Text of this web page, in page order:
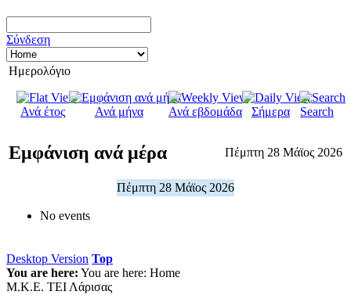
Σύνδεση
Ημερολόγιο
Ανά έτος Ανά μήνα Ανά εβδομάδα Σήμερα Search
Εμφάνιση ανά μέρα Πέμπτη 28 Μάϊος 2026
Πέμπτη 28 Μάϊος 2026
No events
Desktop Version Top
You are here: You are here: Home
Μ.Κ.Ε. ΤΕΙ Λάρισας